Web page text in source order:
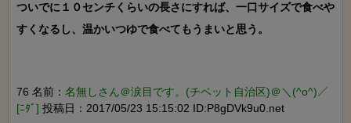
ついでに１０センチくらいの長さにすれば、一口サイズで食べや
すくなるし、温かいつゆで食べてもうまいと思う。
76 名前： 名無しさん＠涙目です。(チベット自治区)＠＼(^o^)／
[ﾆﾀﾞ] 投稿日：2017/05/23 15:15:02 ID:P8gDVk9u0.net